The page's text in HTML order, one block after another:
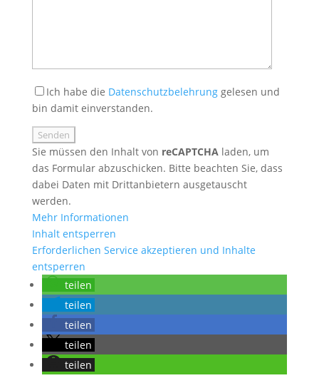
Ich habe die Datenschutzbelehrunggelesen und
bin damit einverstanden.
Sie müssen den Inhalt von reCAPTCHAladen, um
das Formular abzuschicken. Bitte beachten Sie, dass
dabei Daten mit Drittanbietern ausgetauscht
werden.
Mehr Informationen
Inhalt entsperren
Erforderlichen Service akzeptieren und Inhalte
entsperren
teilen
teilen
teilen
teilen
teilen